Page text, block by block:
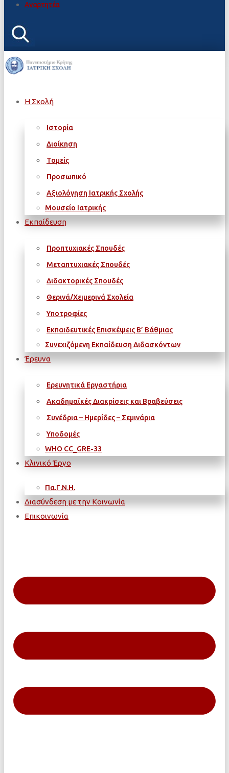
Αναρτητέα
Η Σχολή
Ιστορία
Διοίκηση
Τομείς
Προσωπικό
Αξιολόγηση Ιατρικής Σχολής
Μουσείο Ιατρικής
Εκπαίδευση
Προπτυχιακές Σπουδές
Μεταπτυχιακές Σπουδές
Διδακτορικές Σπουδές
Θερινά/Χειμερινά Σχολεία
Υποτροφίες
Εκπαιδευτικές Επισκέψεις Β’ Βάθμιας
Συνεχιζόμενη Εκπαίδευση Διδασκόντων
Έρευνα
Ερευνητικά Εργαστήρια
Ακαδημαϊκές Διακρίσεις και Βραβεύσεις
Συνέδρια – Ημερίδες – Σεμινάρια
Υποδομές
WΗΟ CC_GRE-33
Κλινικό Έργο
Πα.Γ.Ν.Η.
Διασύνδεση με την Κοινωνία
Επικοινωνία